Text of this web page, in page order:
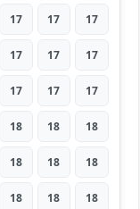
17 17 17
17 17 17
17 17 17
18 18 18
18 18 18
18 18 18